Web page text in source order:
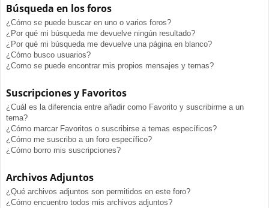
Búsqueda en los foros
¿Cómo se puede buscar en uno o varios foros?
¿Por qué mi búsqueda me devuelve ningún resultado?
¿Por qué mi búsqueda me devuelve una página en blanco?
¿Cómo busco usuarios?
¿Como se puede encontrar mis propios mensajes y temas?
Suscripciones y Favoritos
¿Cuál es la diferencia entre añadir como Favorito y suscribirme a un
tema?
¿Cómo marcar Favoritos o suscribirse a temas específicos?
¿Cómo me suscribo a un foro específico?
¿Cómo borro mis suscripciones?
Archivos Adjuntos
¿Qué archivos adjuntos son permitidos en este foro?
¿Cómo encuentro todos mis archivos adjuntos?